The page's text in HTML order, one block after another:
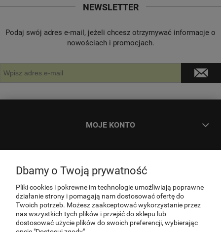
NEWSLETTER
Podaj swój adres e-mail, jeżeli chcesz otrzymywać informacje o
nowościach i promocjach.
MOJE KONTO
INFORMACJE
O NAS
Dbamy o Twoją prywatność
Pliki cookies i pokrewne im technologie umożliwiają poprawne
działanie strony i pomagają nam dostosować ofertę do
Twoich potrzeb. Możesz zaakceptować wykorzystanie przez
nas wszystkich tych plików i przejść do sklepu lub
dostosować użycie plików do swoich preferencji, wybierając